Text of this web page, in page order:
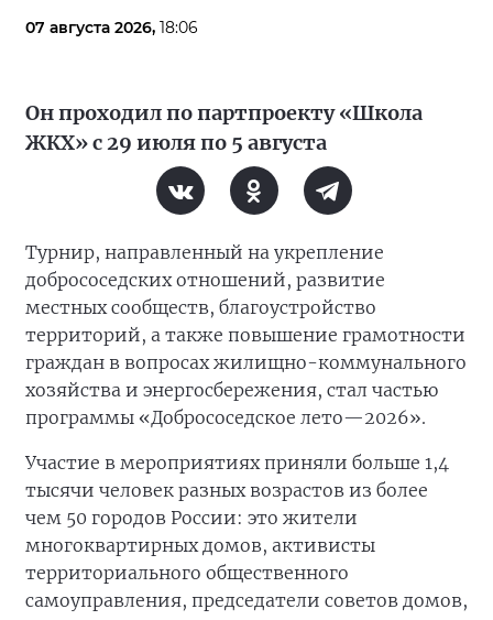
07 августа 2026, 18:06
Он проходил по партпроекту «Школа
ЖКХ» с 29 июля по 5 августа
Турнир, направленный на укрепление
добрососедских отношений, развитие
местных сообществ, благоустройство
территорий, а также повышение грамотности
граждан в вопросах жилищно-коммунального
хозяйства и энергосбережения, стал частью
программы «Добрососедское лето—2026».
Участие в мероприятиях приняли больше 1,4
тысячи человек разных возрастов из более
чем 50 городов России: это жители
многоквартирных домов, активисты
территориального общественного
самоуправления, председатели советов домов,